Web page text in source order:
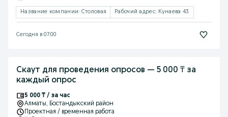
Название компании: Столовая Рабочий адрес: Кунаева 43
Сегодня в 07:00
Скаут для проведения опросов — 5 000 ₸ за
каждый опрос
5 000 ₸ / за час
Алматы, Бостандыкский район
Проектная / временная работа